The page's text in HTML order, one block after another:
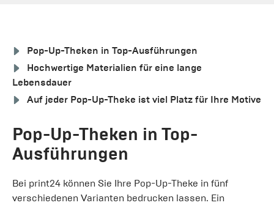
Pop-Up-Theken in Top-Ausführungen
Hochwertige Materialien für eine lange
Lebensdauer
Auf jeder Pop-Up-Theke ist viel Platz für Ihre Motive
Pop-Up-Theken in Top-
Ausführungen
Bei print24 können Sie Ihre Pop-Up-Theke in fünf
verschiedenen Varianten bedrucken lassen. Ein